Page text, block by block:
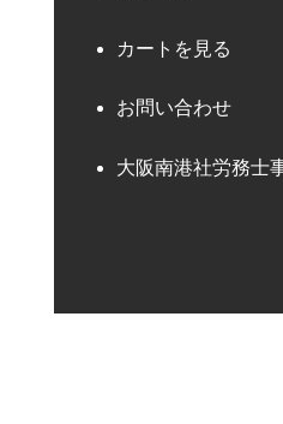
カートを見る
お問い合わせ
大阪南港社労務士